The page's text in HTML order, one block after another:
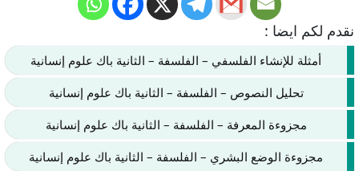
نقدم لكم ايضا :
أمثلة للإنشاء الفلسفي – الفلسفة – الثانية باك علوم إنسانية
تحليل النصوص – الفلسفة – الثانية باك علوم إنسانية
مجزوءة المعرفة – الفلسفة – الثانية باك علوم إنسانية
مجزوءة الوضع البشري – الفلسفة – الثانية باك علوم إنسانية